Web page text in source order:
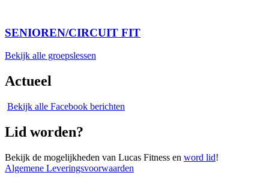
SENIOREN/CIRCUIT FIT
Bekijk alle groepslessen
Actueel
Bekijk alle Facebook berichten
Lid worden?
Bekijk de mogelijkheden van Lucas Fitness en word lid!
Algemene Leveringsvoorwaarden